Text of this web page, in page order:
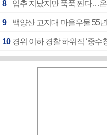
8 입추 지났지만 푹푹 찐다…
9 백양산 고지대 마을우물 55
10 경위 이하 경찰 하위직 ‘중